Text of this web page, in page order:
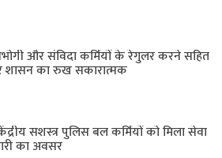
और संविदा कर्मियों के रेगुलर करने सहित
शासन का रुख सकारात्मक
सशस्त्र पुलिस बल ​कर्मियों को मिला सेवा
का अवसर